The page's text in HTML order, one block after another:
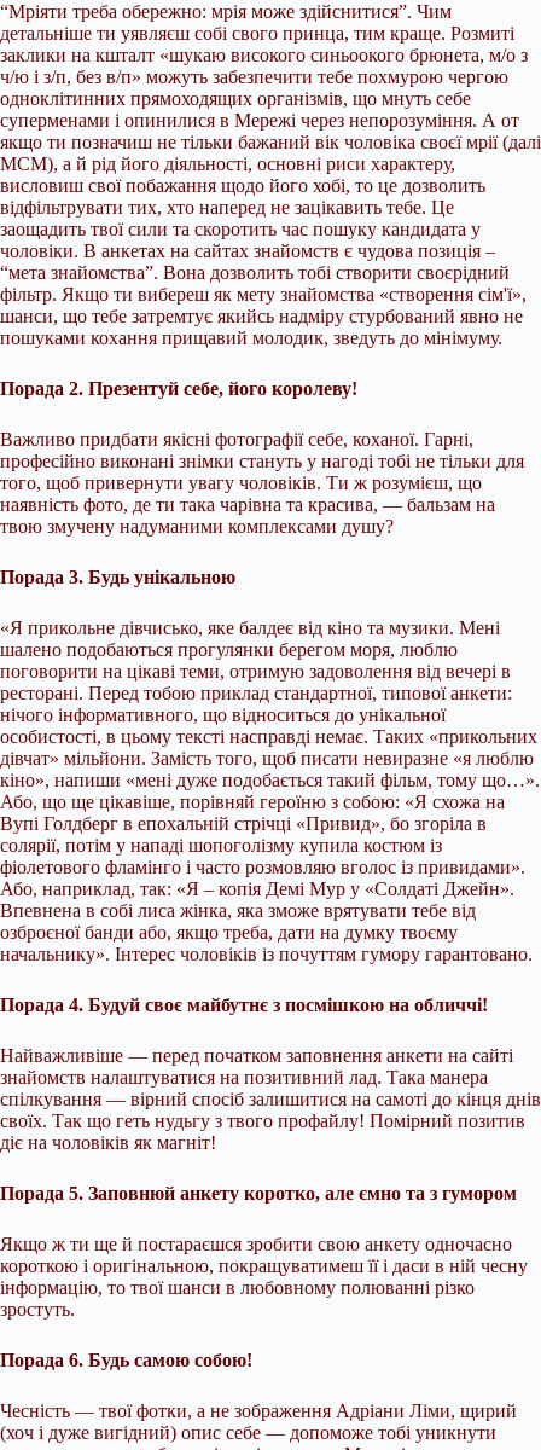
“Мріяти треба обережно: мрія може здійснитися”. Чим
детальніше ти уявляєш собі свого принца, тим краще. Розмиті
заклики на кшталт «шукаю високого синьоокого брюнета, м/о з
ч/ю і з/п, без в/п» можуть забезпечити тебе похмурою чергою
одноклітинних прямоходящих організмів, що мнуть себе
суперменами і опинилися в Мережі через непорозуміння. А от
якщо ти позначиш не тільки бажаний вік чоловіка своєї мрії (далі
МСМ), а й рід його діяльності, основні риси характеру,
висловиш свої побажання щодо його хобі, то це дозволить
відфільтрувати тих, хто наперед не зацікавить тебе. Це
заощадить твої сили та скоротить час пошуку кандидата у
чоловіки. В анкетах на сайтах знайомств є чудова позиція –
“мета знайомства”. Вона дозволить тобі створити своєрідний
фільтр. Якщо ти вибереш як мету знайомства «створення сім'ї»,
шанси, що тебе затремтує якийсь надміру стурбований явно не
пошуками кохання прищавий молодик, зведуть до мінімуму.
Порада 2. Презентуй себе, його королеву!
Важливо придбати якісні фотографії себе, коханої. Гарні,
професійно виконані знімки стануть у нагоді тобі не тільки для
того, щоб привернути увагу чоловіків. Ти ж розумієш, що
наявність фото, де ти така чарівна та красива, — бальзам на
твою змучену надуманими комплексами душу?
Порада 3. Будь унікальною
«Я прикольне дівчисько, яке балдеє від кіно та музики. Мені
шалено подобаються прогулянки берегом моря, люблю
поговорити на цікаві теми, отримую задоволення від вечері в
ресторані. Перед тобою приклад стандартної, типової анкети:
нічого інформативного, що відноситься до унікальної
особистості, в цьому тексті насправді немає. Таких «прикольних
дівчат» мільйони. Замість того, щоб писати невиразне «я люблю
кіно», напиши «мені дуже подобається такий фільм, тому що…».
Або, що ще цікавіше, порівняй героїню з собою: «Я схожа на
Вупі Голдберг в епохальній стрічці «Привид», бо згоріла в
солярії, потім у нападі шопоголізму купила костюм із
фіолетового фламінго і часто розмовляю вголос із привидами».
Або, наприклад, так: «Я – копія Демі Мур у «Солдаті Джейн».
Впевнена в собі лиса жінка, яка зможе врятувати тебе від
озброєної банди або, якщо треба, дати на думку твоєму
начальнику». Інтерес чоловіків із почуттям гумору гарантовано.
Порада 4. Будуй своє майбутнє з посмішкою на обличчі!
Найважливіше — перед початком заповнення анкети на сайті
знайомств налаштуватися на позитивний лад. Така манера
спілкування — вірний спосіб залишитися на самоті до кінця днів
своїх. Так що геть нудьгу з твого профайлу! Помірний позитив
діє на чоловіків як магніт!
Порада 5. Заповнюй анкету коротко, але ємно та з гумором
Якщо ж ти ще й постараєшся зробити свою анкету одночасно
короткою і оригінальною, покращуватимеш її і даси в ній чесну
інформацію, то твої шанси в любовному полюванні різко
зростуть.
Порада 6. Будь самою собою!
Чесність — твої фотки, а не зображення Адріани Ліми, щирий
(хоч і дуже вигідний) опис себе — допоможе тобі уникнути